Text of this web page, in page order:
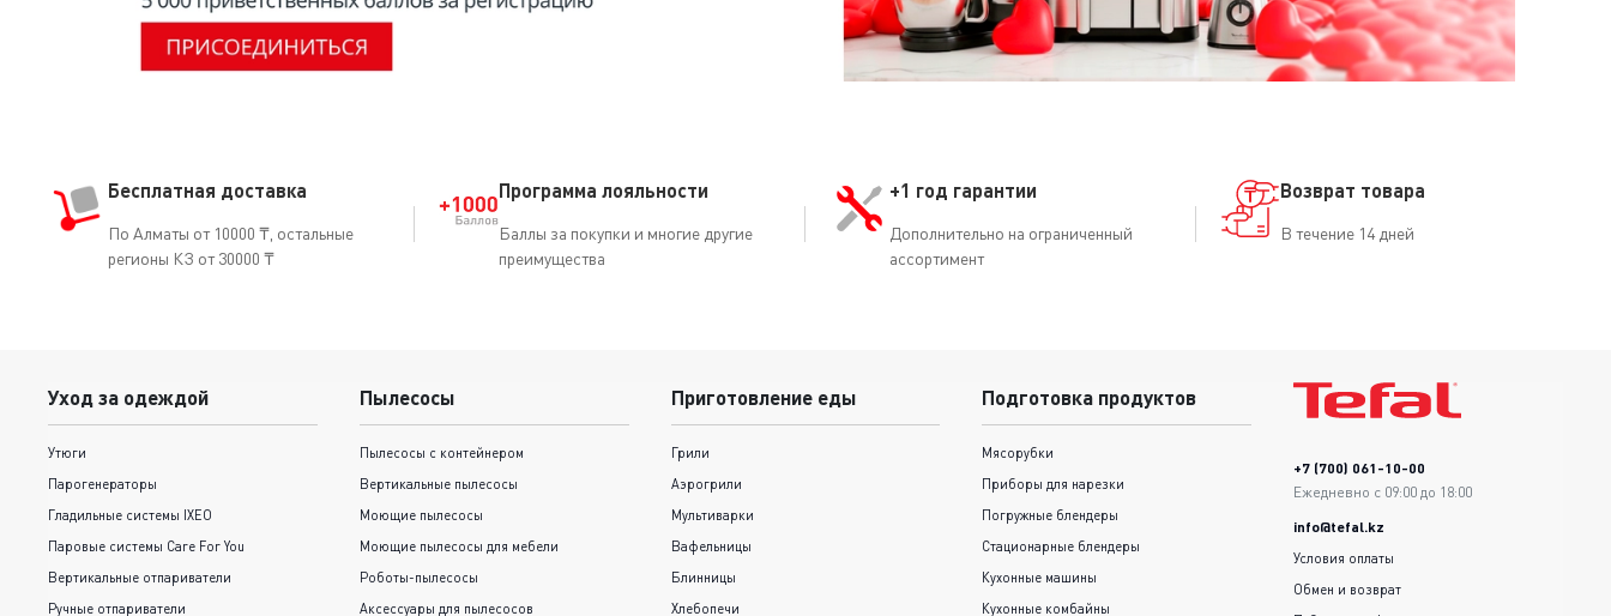
Бесплатная доставка
По Алматы от 10000 ₸, остальные
регионы КЗ от 30000 ₸
Программа лояльности
Баллы за покупки и многие другие
преимущества
+1 год гарантии
Дополнительно на ограниченный
ассортимент
Возврат товара
В течение 14 дней
Уход за одеждой
Утюги
Парогенераторы
Гладильные системы IXEO
Паровые системы Care For You
Вертикальные отпариватели
Ручные отпариватели
Пылесосы
Пылесосы с контейнером
Вертикальные пылесосы
Моющие пылесосы
Моющие пылесосы для мебели
Роботы-пылесосы
Аксессуары для пылесосов
Приготовление еды
Грили
Аэрогрили
Мультиварки
Вафельницы
Блинницы
Хлебопечи
Подготовка продуктов
Мясорубки
Приборы для нарезки
Погружные блендеры
Стационарные блендеры
Кухонные машины
Кухонные комбайны
+7 (700) 061-10-00
Ежедневно с 09:00 до 18:00
info@tefal.kz
Условия оплаты
Обмен и возврат